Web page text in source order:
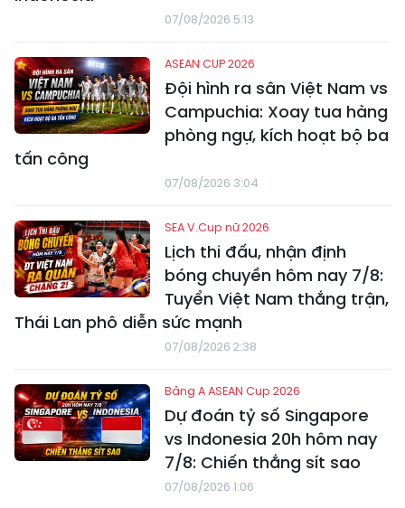
07/08/2026 5:13
ASEAN CUP 2026
Đội hình ra sân Việt Nam vs
Campuchia: Xoay tua hàng
phòng ngự, kích hoạt bộ ba
tấn công
07/08/2026 3:04
SEA V.Cup nữ 2026
Lịch thi đấu, nhận định
bóng chuyền hôm nay 7/8:
Tuyển Việt Nam thắng trận,
Thái Lan phô diễn sức mạnh
07/08/2026 2:38
Bảng A ASEAN Cup 2026
Dự đoán tỷ số Singapore
vs Indonesia 20h hôm nay
7/8: Chiến thắng sít sao
07/08/2026 1:06